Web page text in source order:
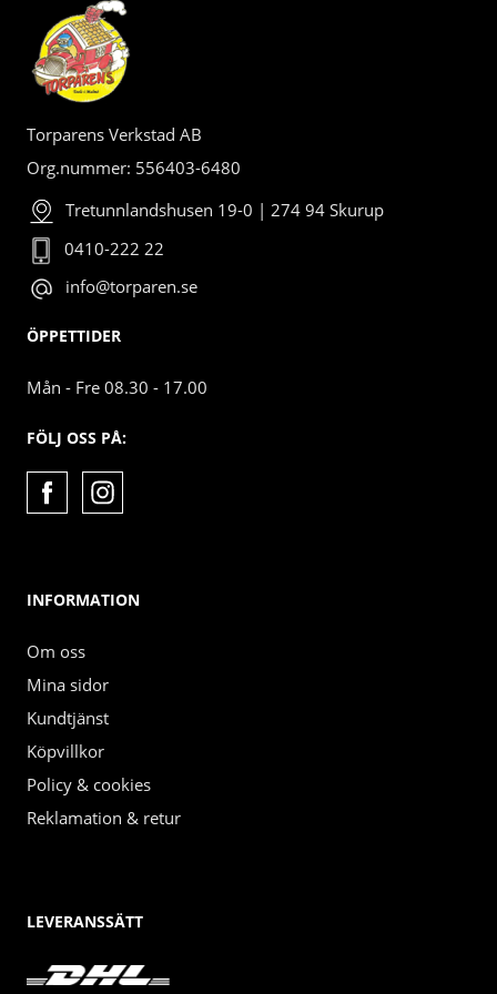
Torparens Verkstad AB
Org.nummer: 556403-6480
Tretunnlandshusen 19-0 | 274 94 Skurup
0410-222 22
info@torparen.se
ÖPPETTIDER
Mån - Fre 08.30 - 17.00
FÖLJ OSS PÅ:
INFORMATION
Om oss
Mina sidor
Kundtjänst
Köpvillkor
Policy & cookies
Reklamation & retur
LEVERANSSÄTT